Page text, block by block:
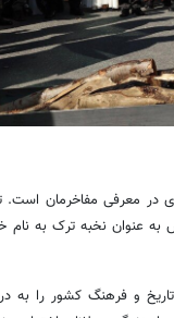
در معرفی مفاخرمان است.
به عنوان نخبه ترک به نام
تاریخ و فرهنگ کشور را